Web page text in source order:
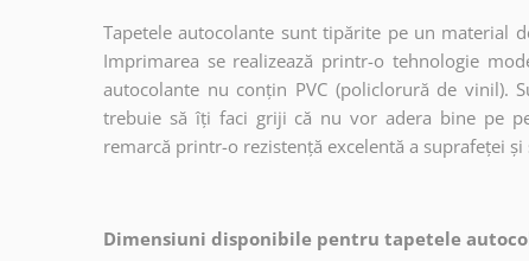
Tapetele autocolante sunt tipărite pe un material
Imprimarea se realizează printr-o tehnologie
autocolante nu conțin PVC (policlorură de vinil).
trebuie să îți faci griji că nu vor adera bine pe
remarcă printr-o rezistență excelentă a suprafeței
Dimensiuni disponibile pentru tapetele